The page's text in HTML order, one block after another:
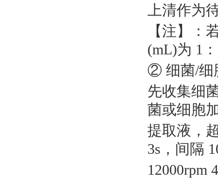
上清作为
【注】：
(mL)为 1
② 细菌/细
先收集细
菌或细胞
提取液，
3s，间隔
12000rpm